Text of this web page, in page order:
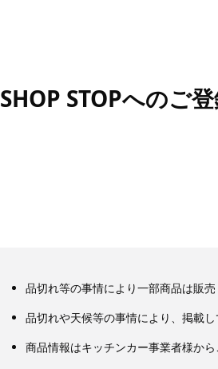
SHOP STOPへのご
品切れ等の事情により一部商品は販売
品切れや天候等の事情により、掲載
商品情報はキッチンカー事業者様か